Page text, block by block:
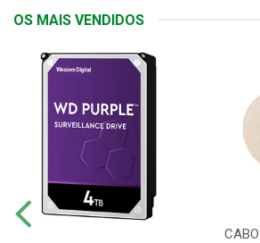
OS MAIS VENDIDOS